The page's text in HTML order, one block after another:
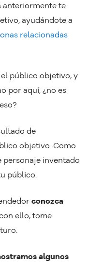
anteriormente te
ayudándote a
relacionadas
el público objetivo, y
por aquí, ¿no es
de
objetivo. Como
personaje inventado
público.
conozca
ello, tome
algunos